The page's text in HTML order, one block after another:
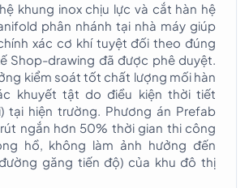
khung inox chịu lực và cắt hàn hệ
phân nhánh tại nhà máy giúp
xác cơ khí tuyệt đối theo đúng
Shop-drawing đã được phê duyệt.
kiểm soát tốt chất lượng mối hàn
khuyết tật do điều kiện thời tiết
tại hiện trường. Phương án Prefab
rút ngắn hơn 50% thời gian thi công
hồ, không làm ảnh hưởng đến
găng tiến độ) của khu đô thị